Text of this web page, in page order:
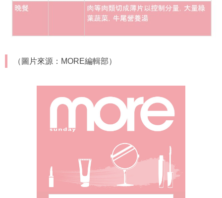
（圖片來源：MORE編輯部）